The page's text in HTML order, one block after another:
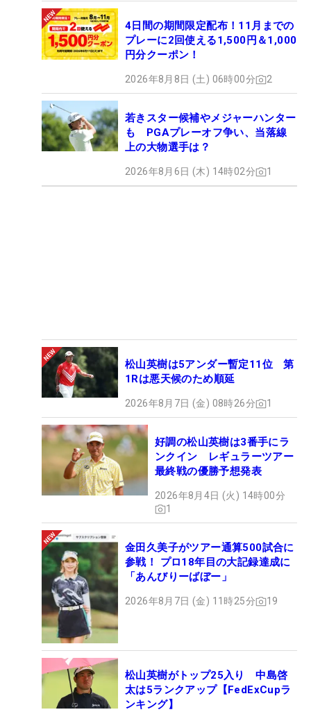
ジャー初制覇。その日は確実に近づいている。
文/舩越園子（ゴルフジャーナリスト）
4日間の期間限定配布！11月までの
プレーに2回使える1,500円＆1,000
円分クーポン！
2026年8月8日 (土) 06時00分 2
若きスター候補やメジャーハンター
も PGAプレーオフ争い、当落線
上の大物選手は？
2026年8月6日 (木) 14時02分 1
松山英樹は5アンダー暫定11位 第
1Rは悪天候のため順延
2026年8月7日 (金) 08時26分 1
好調の松山英樹は3番手にラ
ンクイン レギュラーツアー
最終戦の優勝予想発表
2026年8月4日 (火) 14時00分
1
金田久美子がツアー通算500試合に
参戦！ プロ18年目の大記録達成に
「あんびりーばぼー」
2026年8月7日 (金) 11時25分 19
松山英樹がトップ25入り 中島啓
太は5ランクアップ【FedExCupラ
ンキング】